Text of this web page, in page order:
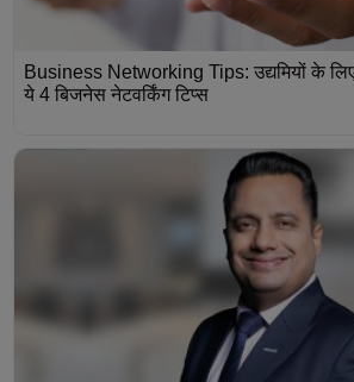
Business Networking Tips: उद्यमियों के
ये 4 बिजनेस नेटवर्किंग टिप्स